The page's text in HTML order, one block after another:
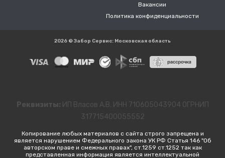
Вакансии
Политика конфиденциальности
2026 © Забор Сервис: Московская область
Реквизиты: ИП Власов А.В. ИНН 710605043904 ОГРНИП
317715400055552
Копирование любых материалов с сайта строго запрещена и
является нарушением Федерального закона УК РФ Статья 146 "Об
авторском праве и смежных правах", ст.1259 ст.1252 так как
представленная информация является интеллектуальной